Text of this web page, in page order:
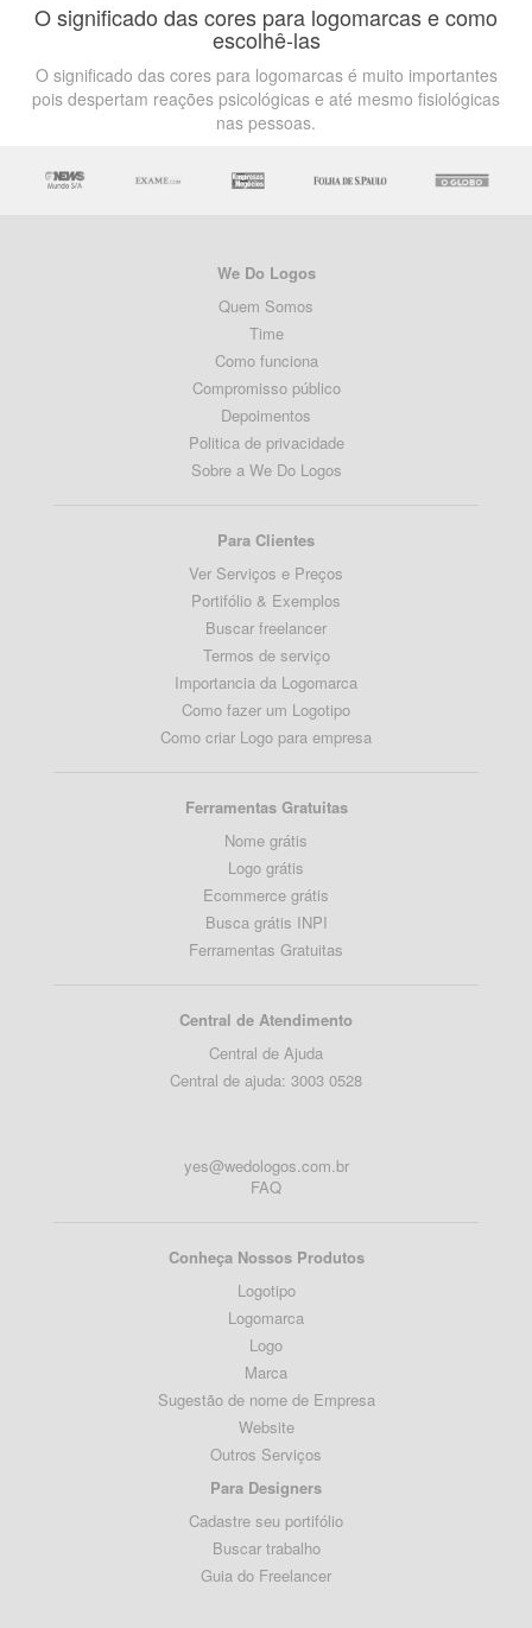
O significado das cores para logomarcas e como
escolhê-las
O significado das cores para logomarcas é muito importantes
pois despertam reações psicológicas e até mesmo fisiológicas
nas pessoas.
We Do Logos
Quem Somos
Time
Como funciona
Compromisso público
Depoimentos
Politica de privacidade
Sobre a We Do Logos
Para Clientes
Ver Serviços e Preços
Portifólio & Exemplos
Buscar freelancer
Termos de serviço
Importancia da Logomarca
Como fazer um Logotipo
Como criar Logo para empresa
Ferramentas Gratuitas
Nome grátis
Logo grátis
Ecommerce grátis
Busca grátis INPI
Ferramentas Gratuitas
Central de Atendimento
Central de Ajuda
Central de ajuda: 3003 0528
yes@wedologos.com.br
FAQ
Conheça Nossos Produtos
Logotipo
Logomarca
Logo
Marca
Sugestão de nome de Empresa
Website
Outros Serviços
Para Designers
Cadastre seu portifólio
Buscar trabalho
Guia do Freelancer